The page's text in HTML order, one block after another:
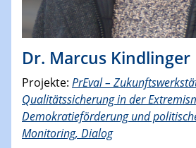
Dr. Marcus Kindlinger
Projekte: PrEval –
Qualitätssicherung in der
Demokratieförderung und
Monitoring, Dialog